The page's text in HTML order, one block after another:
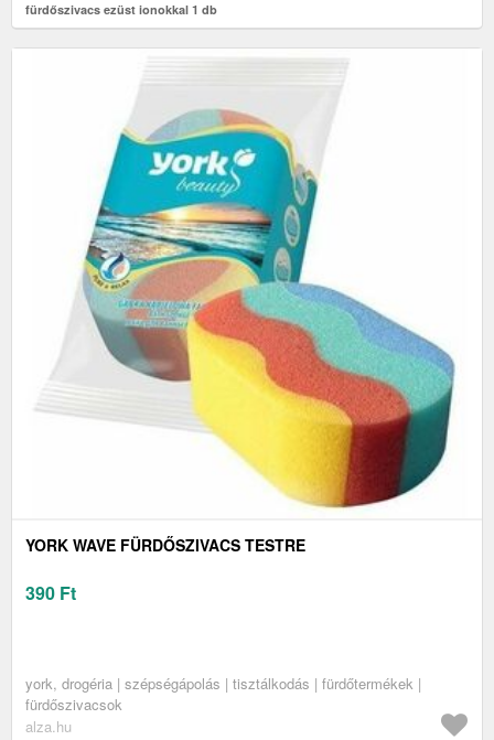
fürdőszivacs ezüst ionokkal 1 db
YORK WAVE FÜRDŐSZIVACS TESTRE
390 Ft
york, drogéria | szépségápolás | tisztálkodás | fürdőtermékek |
fürdőszivacsok
alza.hu